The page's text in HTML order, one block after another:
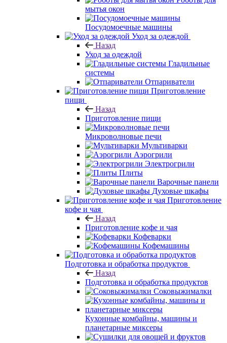
мытья окон
Посудомоечные машины
Уход за одеждой
Назад
Уход за одеждой
Гладильные
системы
Отпариватели
Приготовление
пищи
Назад
Приготовление пищи
Микроволновые печи
Мультиварки
Аэрогрили
Электрогрили
Плиты
Варочные панели
Духовые шкафы
Приготовление
кофе и чая
Назад
Приготовление кофе и чая
Кофеварки
Кофемашины
Подготовка и обработка продуктов
Назад
Подготовка и обработка продуктов
Соковыжималки
Кухонные комбайны, машины и
планетарные миксеры